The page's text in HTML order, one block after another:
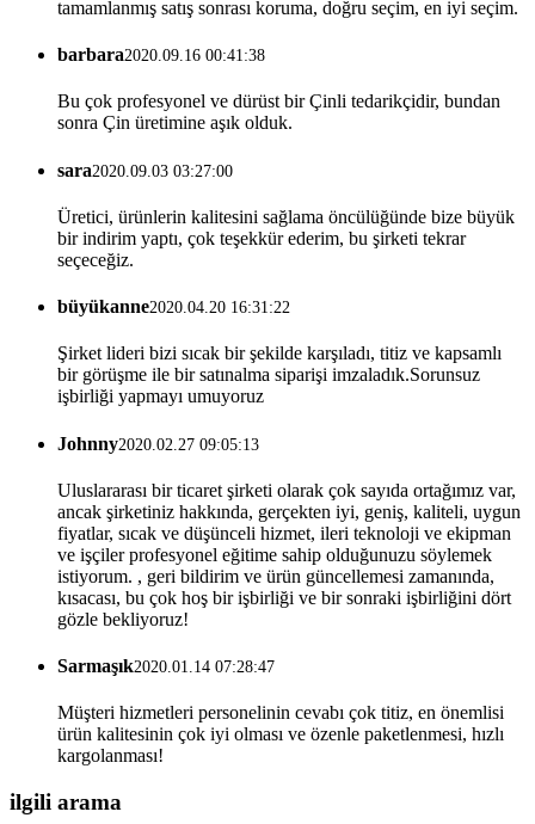
tamamlanmış satış sonrası koruma, doğru seçim, en iyi seçim.
barbara2020.09.16 00:41:38
Bu çok profesyonel ve dürüst bir Çinli tedarikçidir, bundan
sonra Çin üretimine aşık olduk.
sara2020.09.03 03:27:00
Üretici, ürünlerin kalitesini sağlama öncülüğünde bize büyük
bir indirim yaptı, çok teşekkür ederim, bu şirketi tekrar
seçeceğiz.
büyükanne2020.04.20 16:31:22
Şirket lideri bizi sıcak bir şekilde karşıladı, titiz ve kapsamlı
bir görüşme ile bir satınalma siparişi imzaladık.Sorunsuz
işbirliği yapmayı umuyoruz
Johnny2020.02.27 09:05:13
Uluslararası bir ticaret şirketi olarak çok sayıda ortağımız var,
ancak şirketiniz hakkında, gerçekten iyi, geniş, kaliteli, uygun
fiyatlar, sıcak ve düşünceli hizmet, ileri teknoloji ve ekipman
ve işçiler profesyonel eğitime sahip olduğunuzu söylemek
istiyorum. , geri bildirim ve ürün güncellemesi zamanında,
kısacası, bu çok hoş bir işbirliği ve bir sonraki işbirliğini dört
gözle bekliyoruz!
Sarmaşık2020.01.14 07:28:47
Müşteri hizmetleri personelinin cevabı çok titiz, en önemlisi
ürün kalitesinin çok iyi olması ve özenle paketlenmesi, hızlı
kargolanması!
ilgili arama